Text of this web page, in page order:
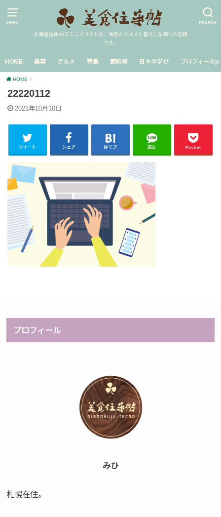
MENU SEARCH
北海道在住40才ミニマリストの、美容とグルメと暮らしを綴った記録
です。
HOME 美容 グルメ 特集 節約術 日々の学び プロフィール
HOME
22220112
2021年10月10日
ツイート シェア はてブ 送る Pocket
プロフィール
みひ
札幌在住。